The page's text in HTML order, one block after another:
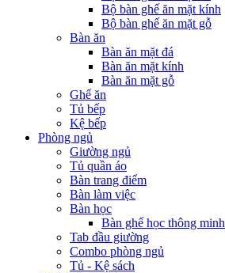
Bộ bàn ghế ăn mặt kính
Bộ bàn ghế ăn mặt gỗ
Bàn ăn
Bàn ăn mặt đá
Bàn ăn mặt kính
Bàn ăn mặt gỗ
Ghế ăn
Tủ bếp
Kệ bếp
Phòng ngủ
Giường ngủ
Tủ quần áo
Bàn trang điểm
Bàn làm việc
Bàn học
Bàn ghế học thông minh
Tab đầu giường
Combo phòng ngủ
Tủ - Kệ sách